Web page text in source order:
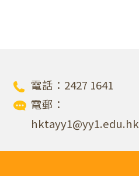
電話：2427 1641
電郵：
hktayy1@yy1.edu.hk